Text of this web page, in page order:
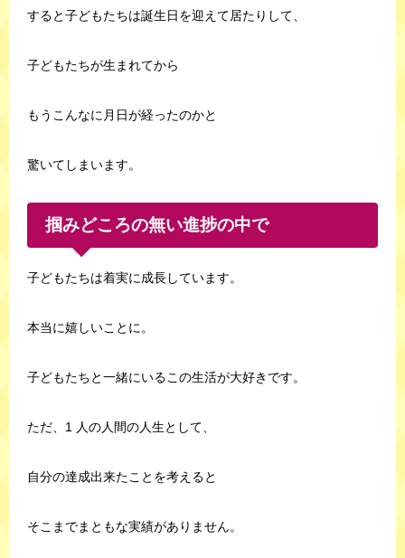
すると子どもたちは誕生日を迎えて居たりして、
子どもたちが生まれてから
もうこんなに月日が経ったのかと
驚いてしまいます。
掴みどころの無い進捗の中で
子どもたちは着実に成長しています。
本当に嬉しいことに。
子どもたちと一緒にいるこの生活が大好きです。
ただ、1 人の人間の人生として、
自分の達成出来たことを考えると
そこまでまともな実績がありません。